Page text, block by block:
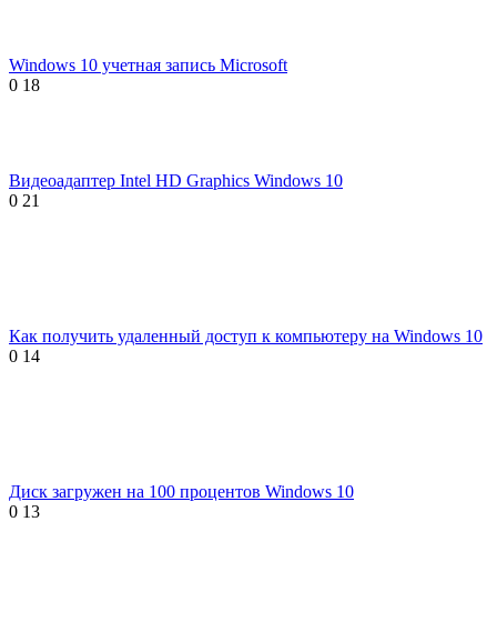
Windows 10 учетная запись Microsoft
0 18
Видеоадаптер Intel HD Graphics Windows 10
0 21
Как получить удаленный доступ к компьютеру на Windows 10
0 14
Диск загружен на 100 процентов Windows 10
0 13